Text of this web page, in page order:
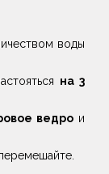
воды
на 3
ведро и